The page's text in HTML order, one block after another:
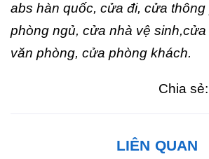
abs hàn quốc, cửa đi, cửa
phòng ngủ, cửa nhà vệ
văn phòng, cửa phòng khách.
Chia sẻ:
LIÊN QUAN